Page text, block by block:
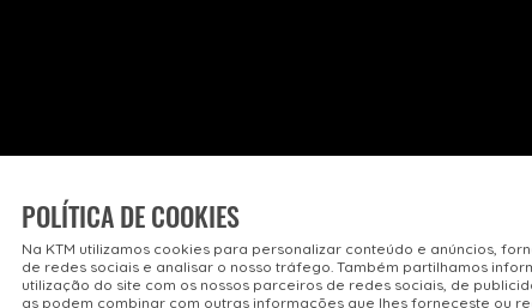
POLÍTICA DE COOKIES
Na KTM utilizamos cookies para personalizar conteúdo e anúncios,
de redes sociais e analisar o nosso tráfego. Também partilhamos
utilização do site com os nossos parceiros de redes sociais, de
as podem combinar com outras informações que lhes forneceste ou